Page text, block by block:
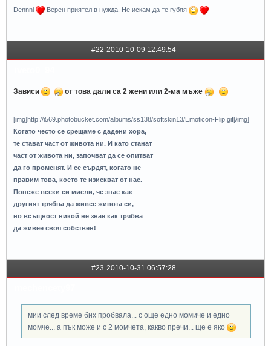
Dennni Верен приятел в нужда. Не искам да те губяя
#22 2010-10-09 12:49:54
Зависи от това дали са 2 жени или 2-ма мъже
[img]http://i569.photobucket.com/albums/ss138/softskin13/Emoticon-Flip.gif[/img]
Когато често се срещаме с дадени хора,
те стават част от живота ни. И като станат
част от живота ни, започват да се опитват
да го променят. И се сърдят, когато не
правим това, което те изискват от нас.
Понеже всеки си мисли, че знае как
другият трябва да живее живота си,
но всъщност никой не знае как трябва
да живее своя собствен!
#23 2010-10-31 06:57:28
мии след време бих пробвала... с още едно момиче и едно
момче... а пък може и с 2 момчета, какво пречи... ще е яко